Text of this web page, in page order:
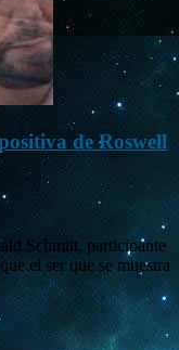
de Roswell
Schmitt, participante
el ser que se muestra